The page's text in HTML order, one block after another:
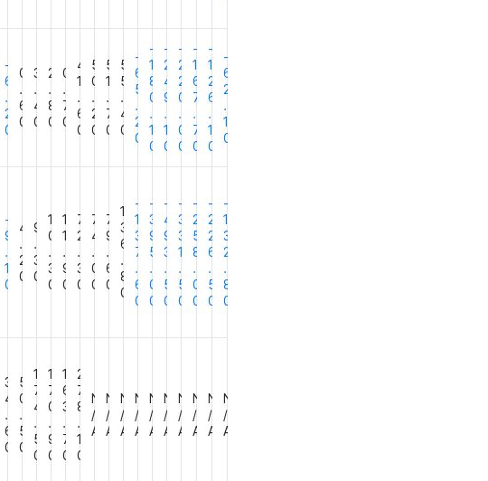
-
6
.
2
0
0
.
6
0
3
.
4
0
2
.
8
0
0
.
7
0
4
1
.
6
0
5
0
.
2
0
5
1
.
7
0
5
5
.
4
0
-
6
5
.
2
0
-
1
8
0
.
1
0
-
2
4
9
.
1
0
-
2
2
0
.
0
0
-
1
6
7
.
7
0
-
1
2
6
.
1
0
-
6
2
.
1
0
-
9
.
1
0
4
.
2
0
9
.
3
0
1
0
.
3
0
1
1
.
9
0
7
2
.
3
0
7
4
.
0
0
7
9
.
6
0
1
3
6
.
8
0
-
1
3
7
.
6
0
-
3
9
5
.
0
0
-
4
9
3
.
5
0
-
3
3
1
.
5
0
-
2
5
8
.
0
0
-
2
2
6
.
5
0
-
1
3
2
.
8
0
3
4
.
6
0
5
0
.
5
0
1
7
4
.
5
0
1
7
0
.
9
0
1
6
3
.
7
0
2
7
8
.
1
0
N
/
A
N
/
A
N
/
A
N
/
A
N
/
A
N
/
A
N
/
A
N
/
A
N
/
A
N
/
A